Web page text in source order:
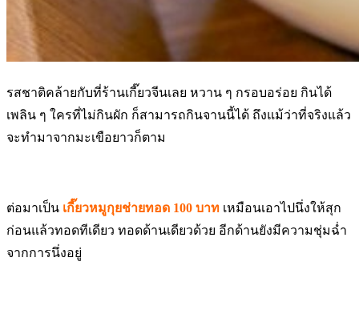
รสชาติคล้ายกับที่ร้านเกี๊ยวจีนเลย หวาน ๆ กรอบอร่อย กินได้
เพลิน ๆ ใครที่ไม่กินผัก ก็สามารถกินจานนี้ได้ ถึงแม้ว่าที่จริงแล้ว
จะทำมาจากมะเขือยาวก็ตาม
ต่อมาเป็น เกี๊ยวหมูกุยช่ายทอด 100 บาท เหมือนเอาไปนึ่งให้สุก
ก่อนแล้วทอดทีเดียว ทอดด้านเดียวด้วย อีกด้านยังมีความชุ่มฉ่ำ
จากการนึ่งอยู่